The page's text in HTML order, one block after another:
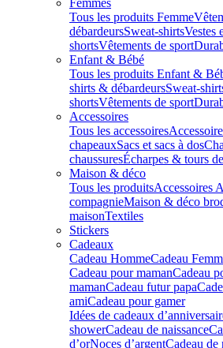
Femmes
Tous les produits Femme
débardeursSweat-shirtsVestes
shortsVêtements de sport
Enfant & Bébé
Tous les produits Enfant &
shirts & débardeursSweat-
shortsVêtements de sport
Accessoires
Tous les accessoires
chapeauxSacs et sacs à dos
chaussuresÉcharpes & tours
Maison & déco
Tous les produitsAccessoires
compagnieMaison & déco
maisonTextiles
Stickers
Cadeaux
Cadeau HommeCadeau
Cadeau pour mamanCadeau
mamanCadeau futur papa
amiCadeau pour gamer
Idées de cadeaux
showerCadeau de naissance
d’orNoces d’argentCadeau de